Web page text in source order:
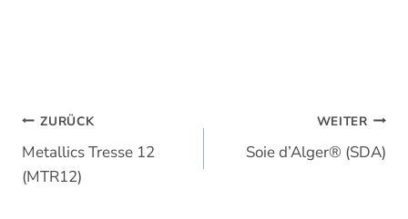
Beitragsnavigation
ZURÜCK
Metallics Tresse 12
(MTR12)
WEITER
Soie d’Alger® (SDA)